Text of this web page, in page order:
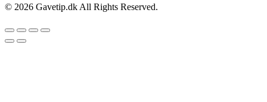
© 2026 Gavetip.dk All Rights Reserved.